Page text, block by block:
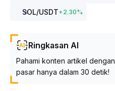
SOL/USDT+2.30%
Ringkasan AI
Pahami konten artikel
pasar hanya dalam 30 detik!